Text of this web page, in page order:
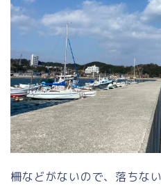
柵などがないので、落ちな